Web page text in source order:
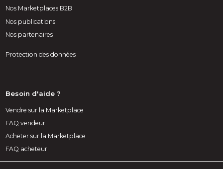
Nos Marketplaces B2B
Nos publications
Nos partenaires
Protection des données
Besoin d'aide ?
Vendre sur la Marketplace
FAQ vendeur
Acheter sur la Marketplace
FAQ acheteur